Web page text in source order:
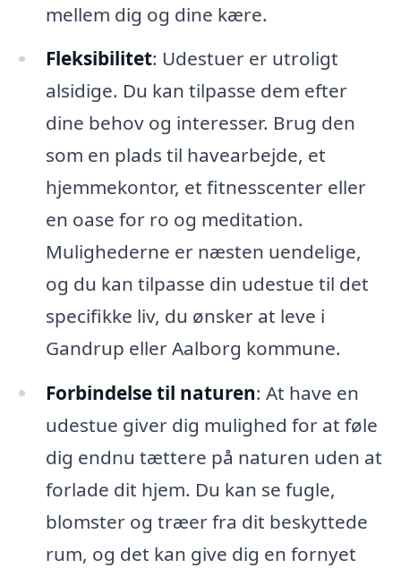
mellem dig og dine kære.
Fleksibilitet: Udestuer er utroligt
alsidige. Du kan tilpasse dem efter
dine behov og interesser. Brug den
som en plads til havearbejde, et
hjemmekontor, et fitnesscenter eller
en oase for ro og meditation.
Mulighederne er næsten uendelige,
og du kan tilpasse din udestue til det
specifikke liv, du ønsker at leve i
Gandrup eller Aalborg kommune.
Forbindelse til naturen: At have en
udestue giver dig mulighed for at føle
dig endnu tættere på naturen uden at
forlade dit hjem. Du kan se fugle,
blomster og træer fra dit beskyttede
rum, og det kan give dig en fornyet